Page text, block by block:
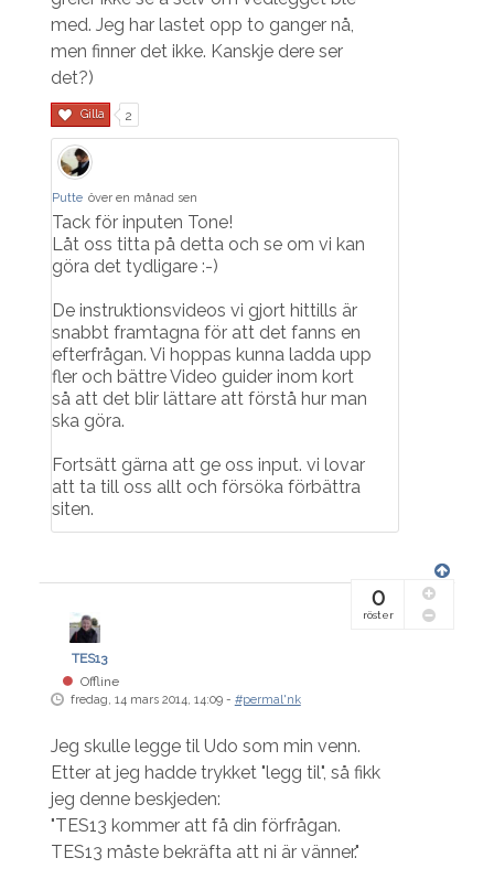
med. Jeg har lastet opp to ganger nå,
men finner det ikke. Kanskje dere ser
det?)
Gilla 2
Putte över en månad sen
Tack för inputen Tone!
Låt oss titta på detta och se om vi kan
göra det tydligare :-)
De instruktionsvideos vi gjort hittills är
snabbt framtagna för att det fanns en
efterfrågan. Vi hoppas kunna ladda upp
fler och bättre Video guider inom kort
så att det blir lättare att förstå hur man
ska göra.
Fortsätt gärna att ge oss input. vi lovar
att ta till oss allt och försöka förbättra
siten.
TES13
Offline
fredag, 14 mars 2014, 14:09 - #permal'nk
0
röster
Jeg skulle legge til Udo som min venn.
Etter at jeg hadde trykket "legg til", så fikk
jeg denne beskjeden:
"TES13 kommer att få din förfrågan.
TES13 måste bekräfta att ni är vänner."